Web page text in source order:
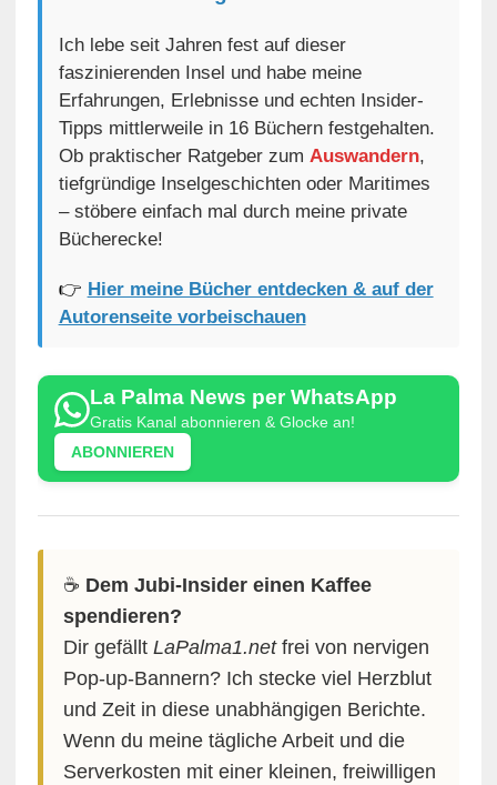
Ich lebe seit Jahren fest auf dieser
faszinierenden Insel und habe meine
Erfahrungen, Erlebnisse und echten Insider-
Tipps mittlerweile in 16 Büchern festgehalten.
Ob praktischer Ratgeber zum Auswandern,
tiefgründige Inselgeschichten oder Maritimes
– stöbere einfach mal durch meine private
Bücherecke!
👉 Hier meine Bücher entdecken & auf der
Autorenseite vorbeischauen
La Palma News per WhatsApp
Gratis Kanal abonnieren & Glocke an!
ABONNIEREN
☕️ Dem Jubi-Insider einen Kaffee
spendieren?
Dir gefällt LaPalma1.netfrei von nervigen
Pop-up-Bannern? Ich stecke viel Herzblut
und Zeit in diese unabhängigen Berichte.
Wenn du meine tägliche Arbeit und die
Serverkosten mit einer kleinen, freiwilligen